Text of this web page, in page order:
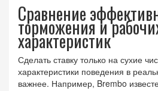
Сравнение
торможения и
характеристик
Сделать ставку только на сухие
характеристики поведения в
важнее. Например, Brembo